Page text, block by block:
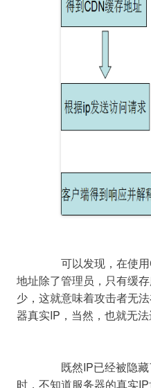
地址除了管理员，只有缓
少，这就意味着攻击者无
器真实IP，当然，也就无
时，不知道服务器的真实